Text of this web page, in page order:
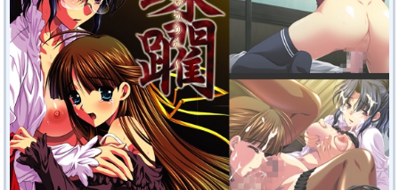
お こ そ と の も ろ